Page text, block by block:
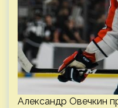
Александр Овечкин